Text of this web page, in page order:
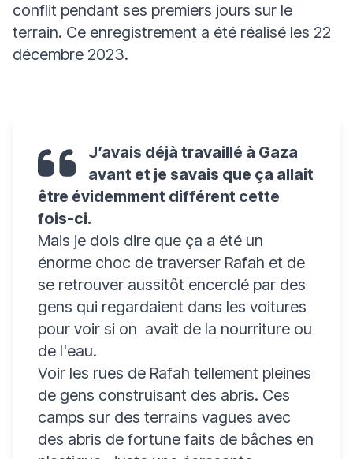
conflit pendant ses premiers jours sur le
terrain. Ce enregistrement a été réalisé les 22
décembre 2023.
J’avais déjà travaillé à Gaza
avant et je savais que ça allait
être évidemment différent cette
fois-ci.
Mais je dois dire que ça a été un
énorme choc de traverser Rafah et de
se retrouver aussitôt encerclé par des
gens qui regardaient dans les voitures
pour voir si on avait de la nourriture ou
de l'eau.
Voir les rues de Rafah tellement pleines
de gens construisant des abris. Ces
camps sur des terrains vagues avec
des abris de fortune faits de bâches en